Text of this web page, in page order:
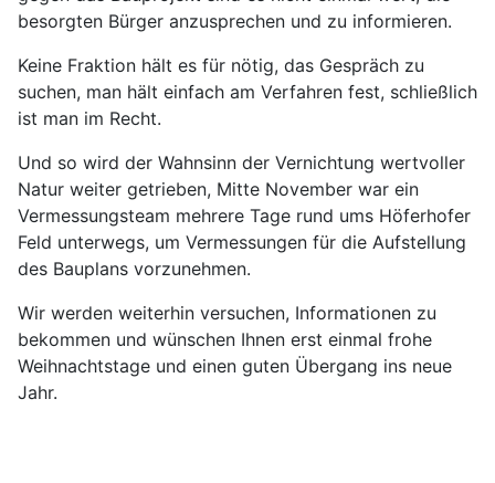
besorgten Bürger anzusprechen und zu informieren.
Keine Fraktion hält es für nötig, das Gespräch zu
suchen, man hält einfach am Verfahren fest, schließlich
ist man im Recht.
Und so wird der Wahnsinn der Vernichtung wertvoller
Natur weiter getrieben, Mitte November war ein
Vermessungsteam mehrere Tage rund ums Höferhofer
Feld unterwegs, um Vermessungen für die Aufstellung
des Bauplans vorzunehmen.
Wir werden weiterhin versuchen, Informationen zu
bekommen und wünschen Ihnen erst einmal frohe
Weihnachtstage und einen guten Übergang ins neue
Jahr.